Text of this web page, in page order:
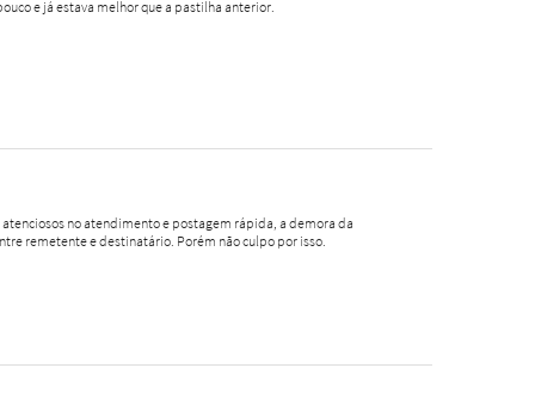
e já estava melhor que a pastilha anterior.
no atendimento e postagem rápida, a demora da
remetente e destinatário. Porém não culpo por isso.